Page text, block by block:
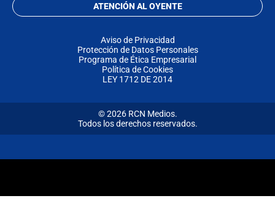
ATENCIÓN AL OYENTE
Aviso de Privacidad
Protección de Datos Personales
Programa de Ética Empresarial
Política de Cookies
LEY 1712 DE 2014
© 2026 RCN Medios.
Todos los derechos reservados.